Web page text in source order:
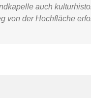
auch
von der Hochfläche